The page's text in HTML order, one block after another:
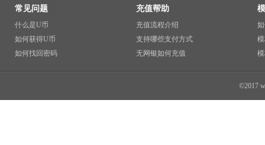
常见问题
什么是U币
如何获得U币
如何找回密码
充值帮助
充值流程介绍
支持哪些支付方式
无网银如何充值
©2017